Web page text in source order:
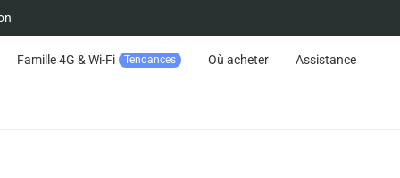
Famille 4G & Wi-Fi Tendances Où acheter Assistance